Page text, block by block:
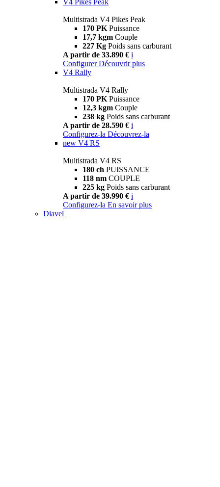
Multistrada V4 Pikes Peak
170 PK Puissance
17,7 kgm Couple
227 Kg Poids sans carburant
A partir de 33.890 € i
Configurer Découvrir plus
V4 Rally
Multistrada V4 Rally
170 PK Puissance
12,3 kgm Couple
238 kg Poids sans carburant
A partir de 28.590 € i
Configurez-la Découvrez-la
new V4 RS
Multistrada V4 RS
180 ch PUISSANCE
118 nm COUPLE
225 kg Poids sans carburant
A partir de 39.990 € i
Configurez-la En savoir plus
Diavel